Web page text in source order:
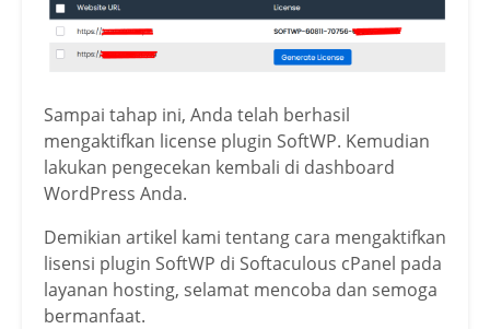
Sampai tahap ini, Anda telah berhasil
mengaktifkan license plugin SoftWP. Kemudian
lakukan pengecekan kembali di dashboard
WordPress Anda.
Demikian artikel kami tentang cara mengaktifkan
lisensi plugin SoftWP di Softaculous cPanel pada
layanan hosting, selamat mencoba dan semoga
bermanfaat.